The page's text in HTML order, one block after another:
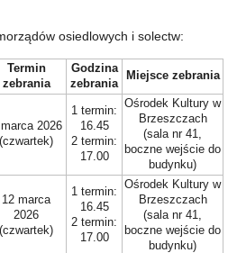
osiedlowych i solectw:
Termin
zebrania
Godzina
zebrania
Miejsce zebrania
2026
(czwartek)
1 termin:
16.45
2 termin:
17.00
Ośrodek Kultury w
Brzeszczach
(sala nr 41,
boczne wejście do
budynku)
12 marca
2026
(czwartek)
1 termin:
16.45
2 termin:
17.00
Ośrodek Kultury w
Brzeszczach
(sala nr 41,
boczne wejście do
budynku)